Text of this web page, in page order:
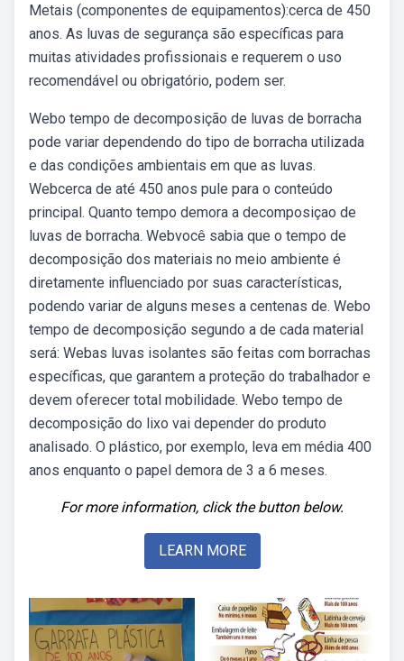
Metais (componentes de equipamentos):cerca de 450
anos. As luvas de segurança são específicas para
muitas atividades profissionais e requerem o uso
recomendável ou obrigatório, podem ser.
Webo tempo de decomposição de luvas de borracha
pode variar dependendo do tipo de borracha utilizada
e das condições ambientais em que as luvas.
Webcerca de até 450 anos pule para o conteúdo
principal. Quanto tempo demora a decomposiçao de
luvas de borracha. Webvocê sabia que o tempo de
decomposição dos materiais no meio ambiente é
diretamente influenciado por suas características,
podendo variar de alguns meses a centenas de. Webo
tempo de decomposição segundo a de cada material
será: Webas luvas isolantes são feitas com borrachas
específicas, que garantem a proteção do trabalhador e
devem oferecer total mobilidade. Webo tempo de
decomposição do lixo vai depender do produto
analisado. O plástico, por exemplo, leva em média 400
anos enquanto o papel demora de 3 a 6 meses.
For more information, click the button below.
LEARN MORE